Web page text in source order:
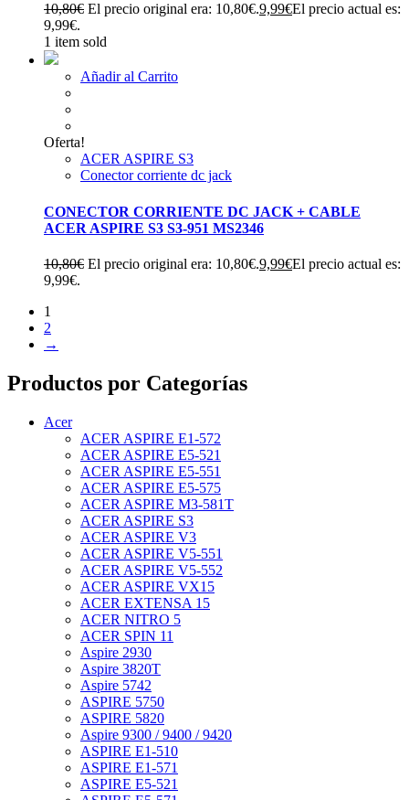
10,80€ El precio original era: 10,80€.9,99€El precio actual es:
9,99€.
1 item sold
Añadir al Carrito
Oferta!
ACER ASPIRE S3
Conector corriente dc jack
CONECTOR CORRIENTE DC JACK + CABLE
ACER ASPIRE S3 S3-951 MS2346
10,80€ El precio original era: 10,80€.9,99€El precio actual es:
9,99€.
1
2
→
Productos por Categorías
Acer
ACER ASPIRE E1-572
ACER ASPIRE E5-521
ACER ASPIRE E5-551
ACER ASPIRE E5-575
ACER ASPIRE M3-581T
ACER ASPIRE S3
ACER ASPIRE V3
ACER ASPIRE V5-551
ACER ASPIRE V5-552
ACER ASPIRE VX15
ACER EXTENSA 15
ACER NITRO 5
ACER SPIN 11
Aspire 2930
Aspire 3820T
Aspire 5742
ASPIRE 5750
ASPIRE 5820
Aspire 9300 / 9400 / 9420
ASPIRE E1-510
ASPIRE E1-571
ASPIRE E5-521